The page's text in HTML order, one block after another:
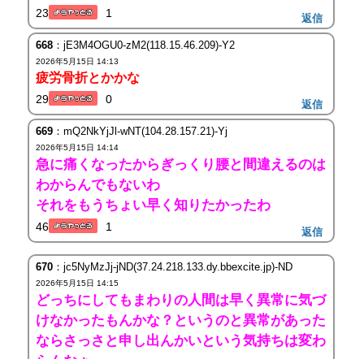
23 1 返信
668：jE3M4OGU0-zM2(118.15.46.209)-Y2
2026年5月15日 14:13
疲労骨折とかかな
29 0 返信
669：mQ2NkYjJl-wNT(104.28.157.21)-Yj
2026年5月15日 14:14
急に痛くなったからぎっくり腰と間違えるのは
わからんでもないわ
それをもうちょい早く知りたかったわ
46 1 返信
670：jc5NyMzJj-jND(37.24.218.133.dy.bbexcite.jp)-ND
2026年5月15日 14:15
どっちにしてもまわりの人間は早く異常に気づ
けなかったもんかな？というのと異常があった
ならさっさと申し出んかいという気持ちは変わ